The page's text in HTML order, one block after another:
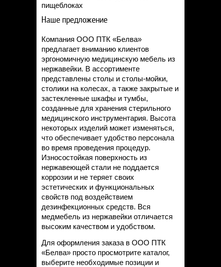
пищеблоках
Наше предложение
Компания ООО ПТК «Белва»
предлагает вниманию клиентов
эргономичную медицинскую мебель из
нержавейки. В ассортименте
представлены столы и столы-мойки,
столики на колесах, а также закрытые и
застекленные шкафы и тумбы,
созданные для хранения стерильного
медицинского инструментария. Высота
некоторых изделий может изменяться,
что обеспечивает удобство персонала
во время проведения процедур.
Износостойкая поверхность из
нержавеющей стали не поддается
коррозии и не теряет своих
эстетических и функциональных
свойств под воздействием
дезинфекционных средств. Вся
медмебель из нержавейки отличается
высоким качеством и удобством.
Для оформления заказа в ООО ПТК
«Белва» просто просмотрите каталог,
выберите необходимые позиции и